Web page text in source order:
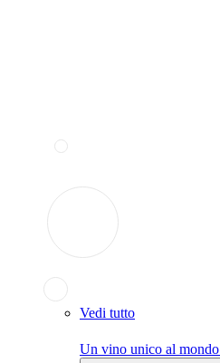
Vedi tutto
Un vino unico al mondo